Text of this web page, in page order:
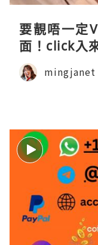
要靚唔一定
面！click入
mingjanet